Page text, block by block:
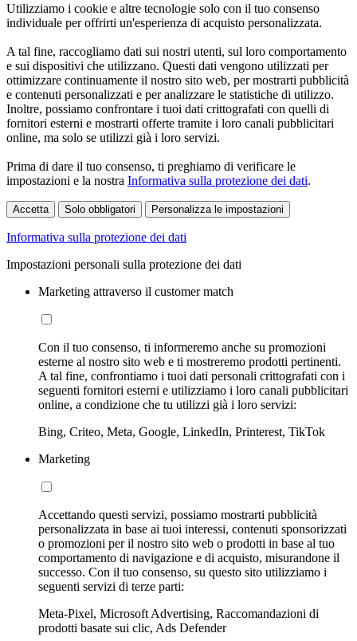
Utilizziamo i cookie e altre tecnologie solo con il tuo consenso
individuale per offrirti un'esperienza di acquisto personalizzata.
A tal fine, raccogliamo dati sui nostri utenti, sul loro comportamento
e sui dispositivi che utilizzano. Questi dati vengono utilizzati per
ottimizzare continuamente il nostro sito web, per mostrarti pubblicità
e contenuti personalizzati e per analizzare le statistiche di utilizzo.
Inoltre, possiamo confrontare i tuoi dati crittografati con quelli di
fornitori esterni e mostrarti offerte tramite i loro canali pubblicitari
online, ma solo se utilizzi già i loro servizi.
Prima di dare il tuo consenso, ti preghiamo di verificare le
impostazioni e la nostra Informativa sulla protezione dei dati.
Accetta Solo obbligatori Personalizza le impostazioni
Informativa sulla protezione dei dati
Impostazioni personali sulla protezione dei dati
Marketing attraverso il customer match
Con il tuo consenso, ti informeremo anche su promozioni
esterne al nostro sito web e ti mostreremo prodotti pertinenti.
A tal fine, confrontiamo i tuoi dati personali crittografati con i
seguenti fornitori esterni e utilizziamo i loro canali pubblicitari
online, a condizione che tu utilizzi già i loro servizi:
Bing, Criteo, Meta, Google, LinkedIn, Printerest, TikTok
Marketing
Accettando questi servizi, possiamo mostrarti pubblicità
personalizzata in base ai tuoi interessi, contenuti sponsorizzati
o promozioni per il nostro sito web o prodotti in base al tuo
comportamento di navigazione e di acquisto, misurandone il
successo. Con il tuo consenso, su questo sito utilizziamo i
seguenti servizi di terze parti:
Meta-Pixel, Microsoft Advertising, Raccomandazioni di
prodotti basate sui clic, Ads Defender